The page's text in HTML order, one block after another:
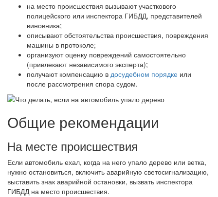
на место происшествия вызывают участкового
полицейского или инспектора ГИБДД, представителей
виновника;
описывают обстоятельства происшествия, повреждения
машины в протоколе;
организуют оценку повреждений самостоятельно
(привлекают независимого эксперта);
получают компенсацию в досудебном порядке или
после рассмотрения спора судом.
Общие рекомендации
На месте происшествия
Если автомобиль ехал, когда на него упало дерево или ветка,
нужно остановиться, включить аварийную светосигнализацию,
выставить знак аварийной остановки, вызвать инспектора
ГИБДД на место происшествия.